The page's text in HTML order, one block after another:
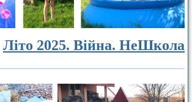
Літо 2025. Війна. НеШкола